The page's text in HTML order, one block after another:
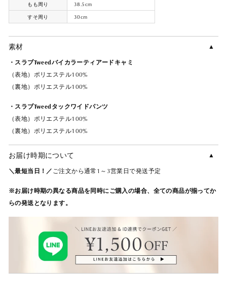
もも周り
38.5cm
すそ周り
30cm
素材
・スラブTweedバイカラーティアードキャミ
（表地）ポリエステル100%
（裏地）ポリエステル100%
・スラブTweedタックワイドパンツ
（表地）ポリエステル100%
（裏地）ポリエステル100%
お届け時期について
＼最短当日！／ご注文から通常1～3営業日で発送予定
※お届け時期の異なる商品を同時にご購入の場合、全ての商品が揃ってか
らの発送となります。